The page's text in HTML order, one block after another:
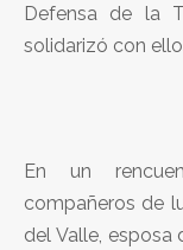
Defensa de la
solidarizó con
En un
compañeros de
del Valle, esposa